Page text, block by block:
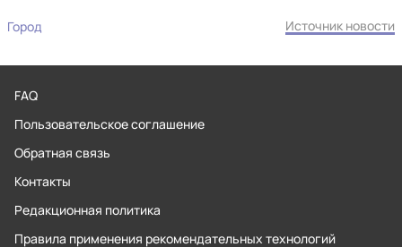
Город Источник новости
FAQ
Пользовательское соглашение
Обратная связь
Контакты
Редакционная политика
Правила применения рекомендательных технологий